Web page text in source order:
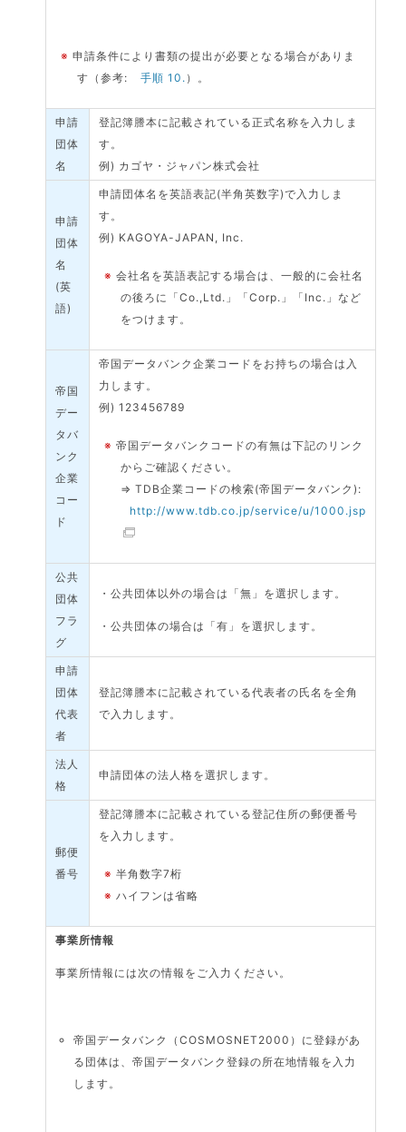
※申請条件により書類の提出が必要となる場合がありま
す（参考:
手順 10. ）。
申請
団体
名
登記簿謄本に記載されている正式名称を入力しま
す。
例) カゴヤ・ジャパン株式会社
申請
団体
名
(英
語)
申請団体名を英語表記(半角英数字)で入力しま
す。
例) KAGOYA-JAPAN, Inc.
※会社名を英語表記する場合は、一般的に会社名
の後ろに「Co.,Ltd.」「Corp.」「Inc.」など
をつけます。
帝国
デー
タバ
ンク
企業
コー
ド
帝国データバンク企業コードをお持ちの場合は入
力します。
例) 123456789
※帝国データバンクコードの有無は下記のリンク
からご確認ください。
⇒ TDB企業コードの検索(帝国データバンク):
http://www.tdb.co.jp/service/u/1000.jsp
公共
団体
フラ
グ
・公共団体以外の場合は「無」を選択します。
・公共団体の場合は「有」を選択します。
申請
団体
代表
者
登記簿謄本に記載されている代表者の氏名を全角
で入力します。
法人
格
申請団体の法人格を選択します。
郵便
番号
登記簿謄本に記載されている登記住所の郵便番号
を入力します。
※半角数字7桁
※ハイフンは省略
事業所情報
事業所情報には次の情報をご入力ください。
帝国データバンク（COSMOSNET2000）に登録があ
る団体は、帝国データバンク登録の所在地情報を入力
します。